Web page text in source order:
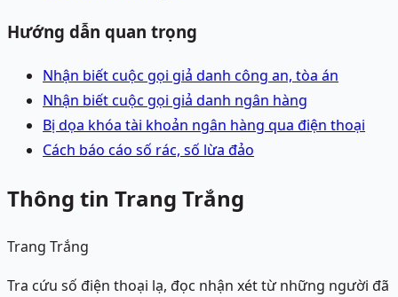
Hướng dẫn quan trọng
Nhận biết cuộc gọi giả danh công an, tòa án
Nhận biết cuộc gọi giả danh ngân hàng
Bị dọa khóa tài khoản ngân hàng qua điện thoại
Cách báo cáo số rác, số lừa đảo
Thông tin Trang Trắng
Trang Trắng
Tra cứu số điện thoại lạ, đọc nhận xét từ những người đã